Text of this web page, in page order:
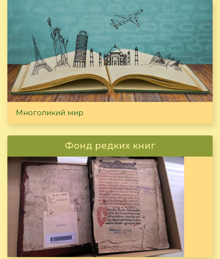
Многоликий мир
Фонд редких книг